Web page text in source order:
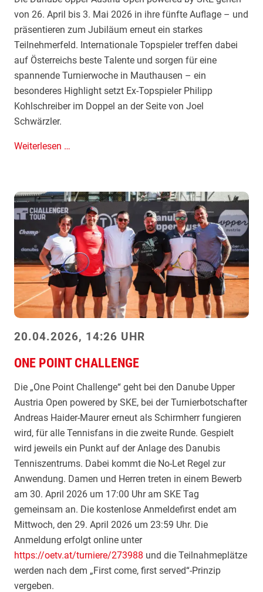
s
e
n
p
o
w
e
r
d
b
S
K
2
0
2
6
von 26. April bis 3. Mai 2026 in ihre fünfte Auflage – und
präsentieren zum Jubiläum erneut ein starkes
Teilnehmerfeld. Internationale Topspieler treffen dabei
auf Österreichs beste Talente und sorgen für eine
spannende Turnierwoche in Mauthausen – ein
besonderes Highlight setzt Ex-Topspieler Philipp
Kohlschreiber im Doppel an der Seite von Joel
Schwärzler.
Weiterlesen …
f
e
A
u
f
a
g
n
a
u
t
h
a
u
s
e
n
:
Ö
s
t
20.04.2026, 14:26 UHR
ONE POINT CHALLENGE
Die „One Point Challenge“ geht bei den Danube Upper
Austria Open powered by SKE, bei der Turnierbotschafter
Andreas Haider-Maurer erneut als Schirmherr fungieren
wird, für alle Tennisfans in die zweite Runde. Gespielt
wird jeweils ein Punkt auf der Anlage des Danubis
Tenniszentrums. Dabei kommt die No-Let Regel zur
Anwendung. Damen und Herren treten in einem Bewerb
am 30. April 2026 um 17:00 Uhr am SKE Tag
gemeinsam an. Die kostenlose Anmeldefirst endet am
Mittwoch, den 29. April 2026 um 23:59 Uhr. Die
Anmeldung erfolgt online unter
https://oetv.at/turniere/273988 und die Teilnahmeplätze
werden nach dem „First come, first served“-Prinzip
vergeben.